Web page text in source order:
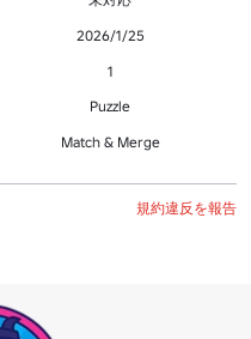
2026/1/25
1
Puzzle
Match & Merge
規約違反を報告